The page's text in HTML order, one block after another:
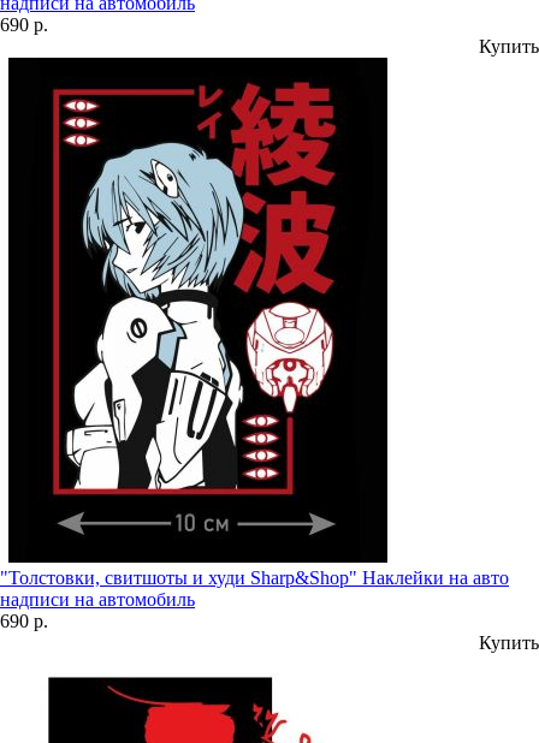
690 р.
Купить
"Толстовки, свитшоты и худи Sharp&Shop" Наклейки на авто
надписи на автомобиль
690 р.
Купить